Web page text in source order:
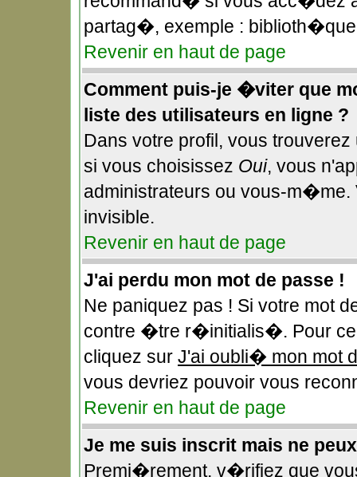
partag�, exemple :
Revenir en haut de page
Comment puis-je �viter que
liste des utilisateurs en ligne ?
Dans votre profil, vous
si vous choisissez Oui, vous
administrateurs ou vous-
invisible.
Revenir en haut de page
J'ai perdu mon mot de passe !
Ne paniquez pas ! Si votre mot
contre �tre r�initialis�. Pour ce
cliquez sur J'ai oubli� mon mot
vous devriez pouvoir vous
Revenir en haut de page
Je me suis inscrit mais ne
Premi�rement, v�rifiez que